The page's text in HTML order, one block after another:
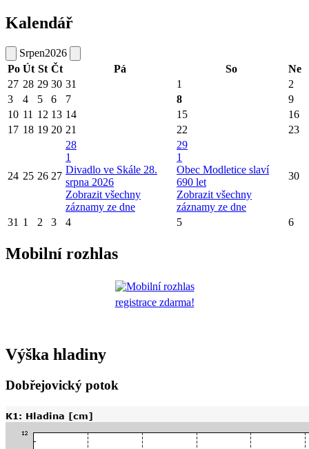
Kalendář
Srpen2026
Po Út St Čt Pá So
Ne
27 28 29 30 31 1
2
3
4 5 6 7 8
9
10 11 12 13 14 15
16
17 18 19 20 21 22 23
24 25 26 27
28
1
Divadlo ve Skále 28.
srpna 2026
Zobrazit všechny
záznamy ze dne
29
1
Obec Modletice slaví
690 let
Zobrazit všechny
záznamy ze dne
30
31 1 2 3 4 5 6
Mobilní rozhlas
registrace zdarma!
Výška hladiny
Dobřejovický potok